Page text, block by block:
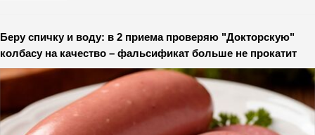
Беру спичку и воду: в 2 приема проверяю "Докторскую"
колбасу на качество – фальсификат больше не прокатит